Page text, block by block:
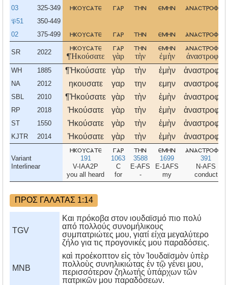
03 325-349 ηκουσατε γαρ την εμην αναστροφην
𝔓51
350-449
02
375-499 ηκουσατε γαρ την εμην αναστροφην
SR 2022
ηκουσατε
¶Ἠκούσατε
γαρ
γὰρ
την
τὴν
εμην
ἐμὴν
αναστροφην
ἀναστροφήν
WH 1885 ¶Ἠκούσατε γὰρ τὴν ἐμὴν ἀναστροφήν
NA 2012 ηκουσατε γαρ την εμην αναστροφην
SBL 2010 ¶Ἠκούσατε γὰρ τὴν ἐμὴν ἀναστροφήν
RP 2018 Ἠκούσατε γὰρ τὴν ἐμὴν ἀναστροφήν
ST 1550 Ἠκούσατε γὰρ τὴν ἐμὴν ἀναστροφήν
KJTR 2014 Ἠκούσατε γὰρ τὴν ἐμὴν ἀναστροφήν
Variant
Interlinear
ηκουσατε
191
V-IAA2P
you all heard
γαρ
1063
C
for
την
3588
E-AFS
-
εμην
1699
E-1AFS
my
αναστροφην
391
N-AFS
conduct
ΠΡΟΣ ΓΑΛΑΤΑΣ 1:14
TGV
Και πρόκοβα στον ιουδαϊσμό πιο πολύ
από πολλούς συνομήλικους
συμπατριώτες μου, γιατί είχα μεγαλύτερο
ζήλο για τις προγονικές μου παραδόσεις.
MNB
καὶ προέκοπτον εἰς τὸν Ἰουδαϊσμὸν ὑπὲρ
πολλοὺς συνηλικιώτας ἐν τῷ γένει μου,
περισσότερον ζηλωτής ὑπάρχων τῶν
πατρικῶν μου παραδόσεων.